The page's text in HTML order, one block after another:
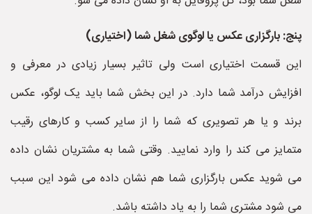
پنج: بارگزاری عکس یا لوگوی شغل شما (اختیاری)
این قسمت اختیاری است ولی تاثیر بسیار زیادی در معرفی و
افزایش درآمد شما دارد. در این بخش شما باید یک لوگو، عکس
برند و یا هر تصویری که شما را از سایر کسب و کارهای رقیب
متمایز می کند را وارد نمایید. وقتی شما به مشتریان نشان داده
می شوید عکس بارگزاری شما هم نشان داده می شود این سبب
می شود مشتری شما را به یاد داشته باشد.